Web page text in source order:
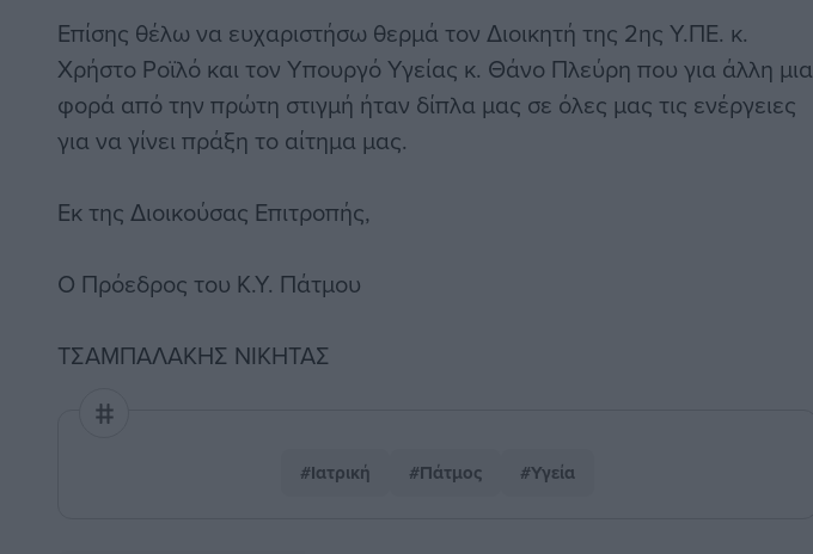
Επίσης θέλω να ευχαριστήσω θερμά τον Διοικητή της 2ης Υ.ΠΕ. κ.
Χρήστο Ροϊλό και τον Υπουργό Υγείας κ. Θάνο Πλεύρη που για άλλη μια
φορά από την πρώτη στιγμή ήταν δίπλα μας σε όλες μας τις ενέργειες
για να γίνει πράξη το αίτημα μας.
Εκ της Διοικούσας Επιτροπής,
Ο Πρόεδρος του Κ.Υ. Πάτμου
ΤΣΑΜΠΑΛΑΚΗΣ ΝΙΚΗΤΑΣ
#Ιατρική #Πάτμος #Υγεία